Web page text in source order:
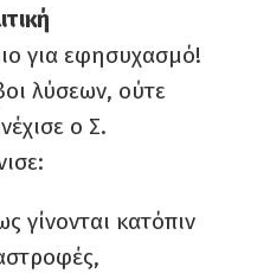
για εφησυχασμό!
λύσεων, ούτε
ο Σ.
γίνονται κατόπιν